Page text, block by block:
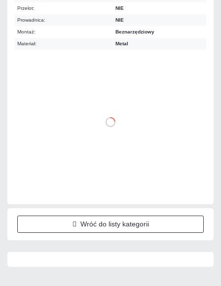
Przelot: NIE
Prowadnica: NIE
Montaż: Beznarzędziowy
Materiał: Metal
DO KOSZYKA
Wróć do listy kategorii